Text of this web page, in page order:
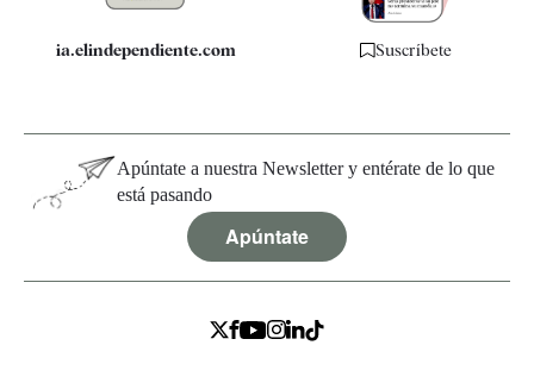
ia.elindependiente.com Suscríbete
Apúntate a nuestra Newsletter y entérate de lo que
está pasando
Apúntate